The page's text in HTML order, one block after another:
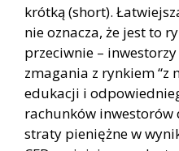
krótką (short).
nie oznacza, że jest to
przeciwnie –
zmagania z rynkiem “z
edukacji i
rachunków
straty pieniężne w